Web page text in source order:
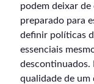
podem deixar
preparado para
definir políticas
essenciais
descontinuados.
qualidade de